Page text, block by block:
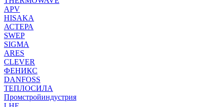
APV
HISAKA
АСТЕРА
SWEP
SIGMA
ARES
CLEVER
ФЕНИКС
DANFOSS
ТЕПЛОСИЛА
Промстройиндустрия